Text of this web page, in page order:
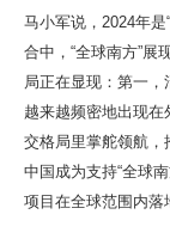
马小军说，2024年
合中，“全球南方”展
局正在显现：第一，
越来越频密地出现在
交格局里掌舵领航，
中国成为支持“全球
项目在全球范围内落